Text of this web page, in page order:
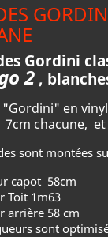
Gordini
2,
"Gordini" en
chacune,
sont montées
capot 58cm
Toit 1m63
arrière 58 cm
sont